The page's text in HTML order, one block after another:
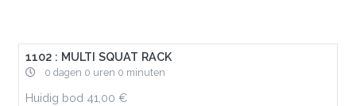
1102 : MULTI SQUAT RACK
0 dagen 0 uren 0 minuten
Huidig bod 41,00